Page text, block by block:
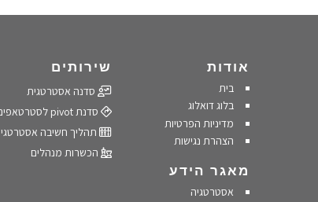
אודות
בית
בלוג דואלוג
מדיניות הפרטיות
הצהרת נגישות
מאגר הידע
אסטרטגיה
שירותים
סדנה אסטרטגית
סדנת pivot לסטרטאפים
תהליך חשיבה אסטרטגי
הכשרות מנהלים